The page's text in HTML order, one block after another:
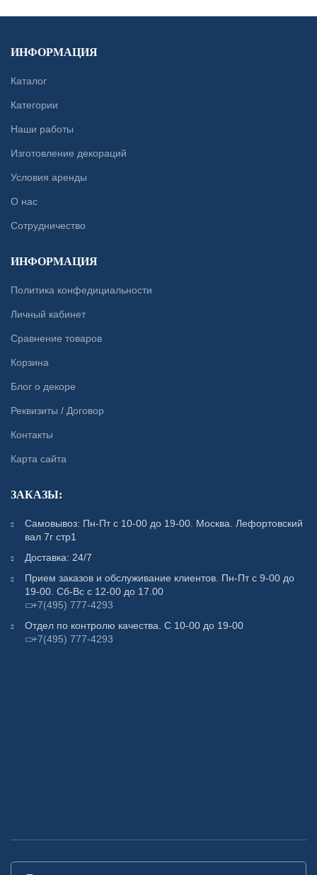
ИНФОРМАЦИЯ
Каталог
Категории
Наши работы
Изготовление декораций
Условия аренды
О нас
Сотрудничество
ИНФОРМАЦИЯ
Политика конфедициальности
Личный кабинет
Сравнение товаров
Корзина
Блог о декоре
Реквизиты / Договор
Контакты
Карта сайта
ЗАКАЗЫ:
Самовывоз: Пн-Пт с 10-00 до 19-00. Москва. Лефортовский
вал 7г стр1
Доставка: 24/7
Прием заказов и обслуживание клиентов. Пн-Пт с 9-00 до
19-00. Сб-Вс с 12-00 до 17.00
+7(495) 777-4293
Отдел по контролю качества. С 10-00 до 19-00
+7(495) 777-4293